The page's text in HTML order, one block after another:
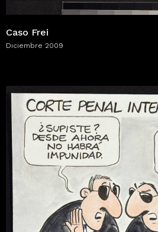
Caso Frei
Diciembre 2009